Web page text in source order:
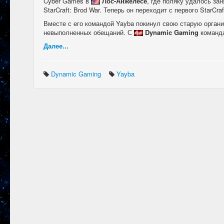
StarCraft: Brod War. Теперь он переходит с первого
Вместе с его командой Yayba покинул свою старую
невыполненных обещаний. С
Dynamic Gaming
Далее...
Dynamic Gaming Yayba